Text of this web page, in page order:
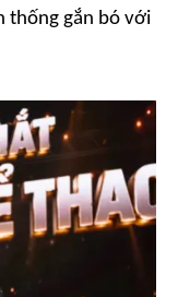
thống gắn bó với